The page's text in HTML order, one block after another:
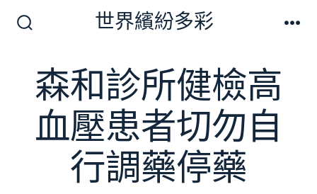
切
換
開
世界繽紛多彩
森和診所健檢高
血壓患者切勿自
行調藥停藥